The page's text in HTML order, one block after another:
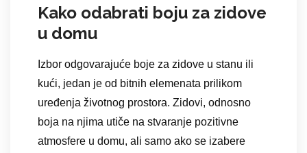
Kako odabrati boju za zidove
u domu
Izbor odgovarajuće boje za zidove u stanu ili
kući, jedan je od bitnih elemenata prilikom
uređenja životnog prostora. Zidovi, odnosno
boja na njima utiče na stvaranje pozitivne
atmosfere u domu, ali samo ako se izabere